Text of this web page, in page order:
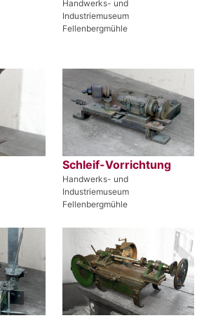
Handwerks- und
Industriemuseum
Fellenbergmühle
Schleif-Vorrichtung
Handwerks- und
Industriemuseum
Fellenbergmühle